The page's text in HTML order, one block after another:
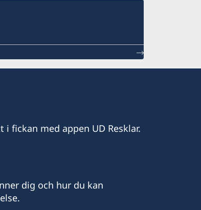
fickan med appen UD Resklar.
dig och hur du kan